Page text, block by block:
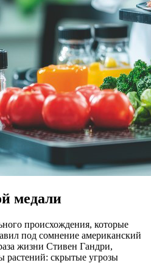
медали
происхождения, которые
под сомнение американский
жизни Стивен Гандри,
растений: скрытые угрозы